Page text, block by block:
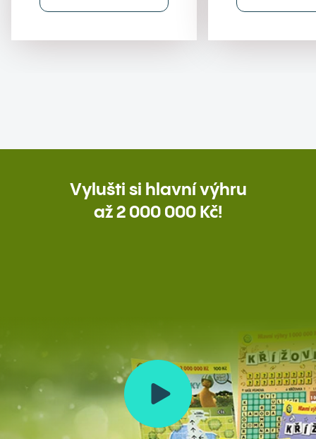
Vylušti si hlavní výhru
až 2 000 000 Kč!